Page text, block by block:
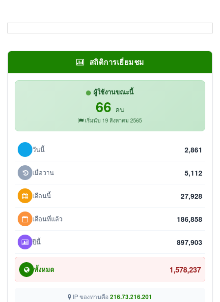
สถิติการเยี่ยมชม
ผู้ใช้งานขณะนี้
66 คน
เริ่มนับ 19 สิงหาคม 2565
วันนี้ 2,861
เมื่อวาน 5,112
เดือนนี้ 27,928
เดือนที่แล้ว 186,858
ปีนี้ 897,903
ทั้งหมด 1,578,237
IP ของท่านคือ 216.73.216.201